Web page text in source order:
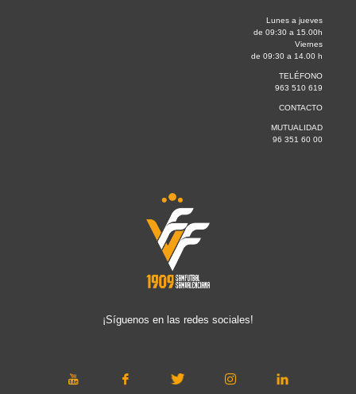
Lunes a jueves
de 09:30 a 15.00h
Viernes
de 09:30 a 14.00 h
TELÉFONO
963 510 619
CONTACTO
MUTUALIDAD
96 351 60 00
¡Síguenos en las redes sociales!